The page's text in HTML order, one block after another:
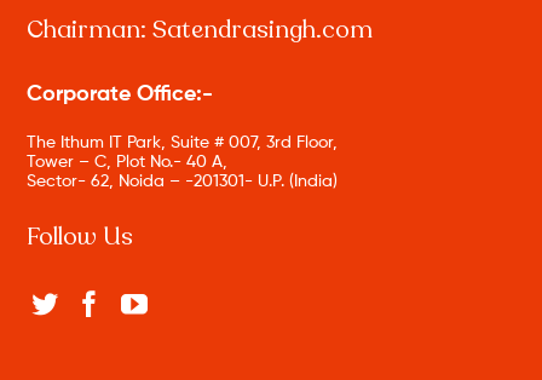
Chairman: Satendrasingh.com
Corporate Office:-
The Ithum IT Park, Suite # 007, 3rd Floor,
Tower – C, Plot No.- 40 A,
Sector- 62, Noida – -201301- U.P. (India)
Follow Us